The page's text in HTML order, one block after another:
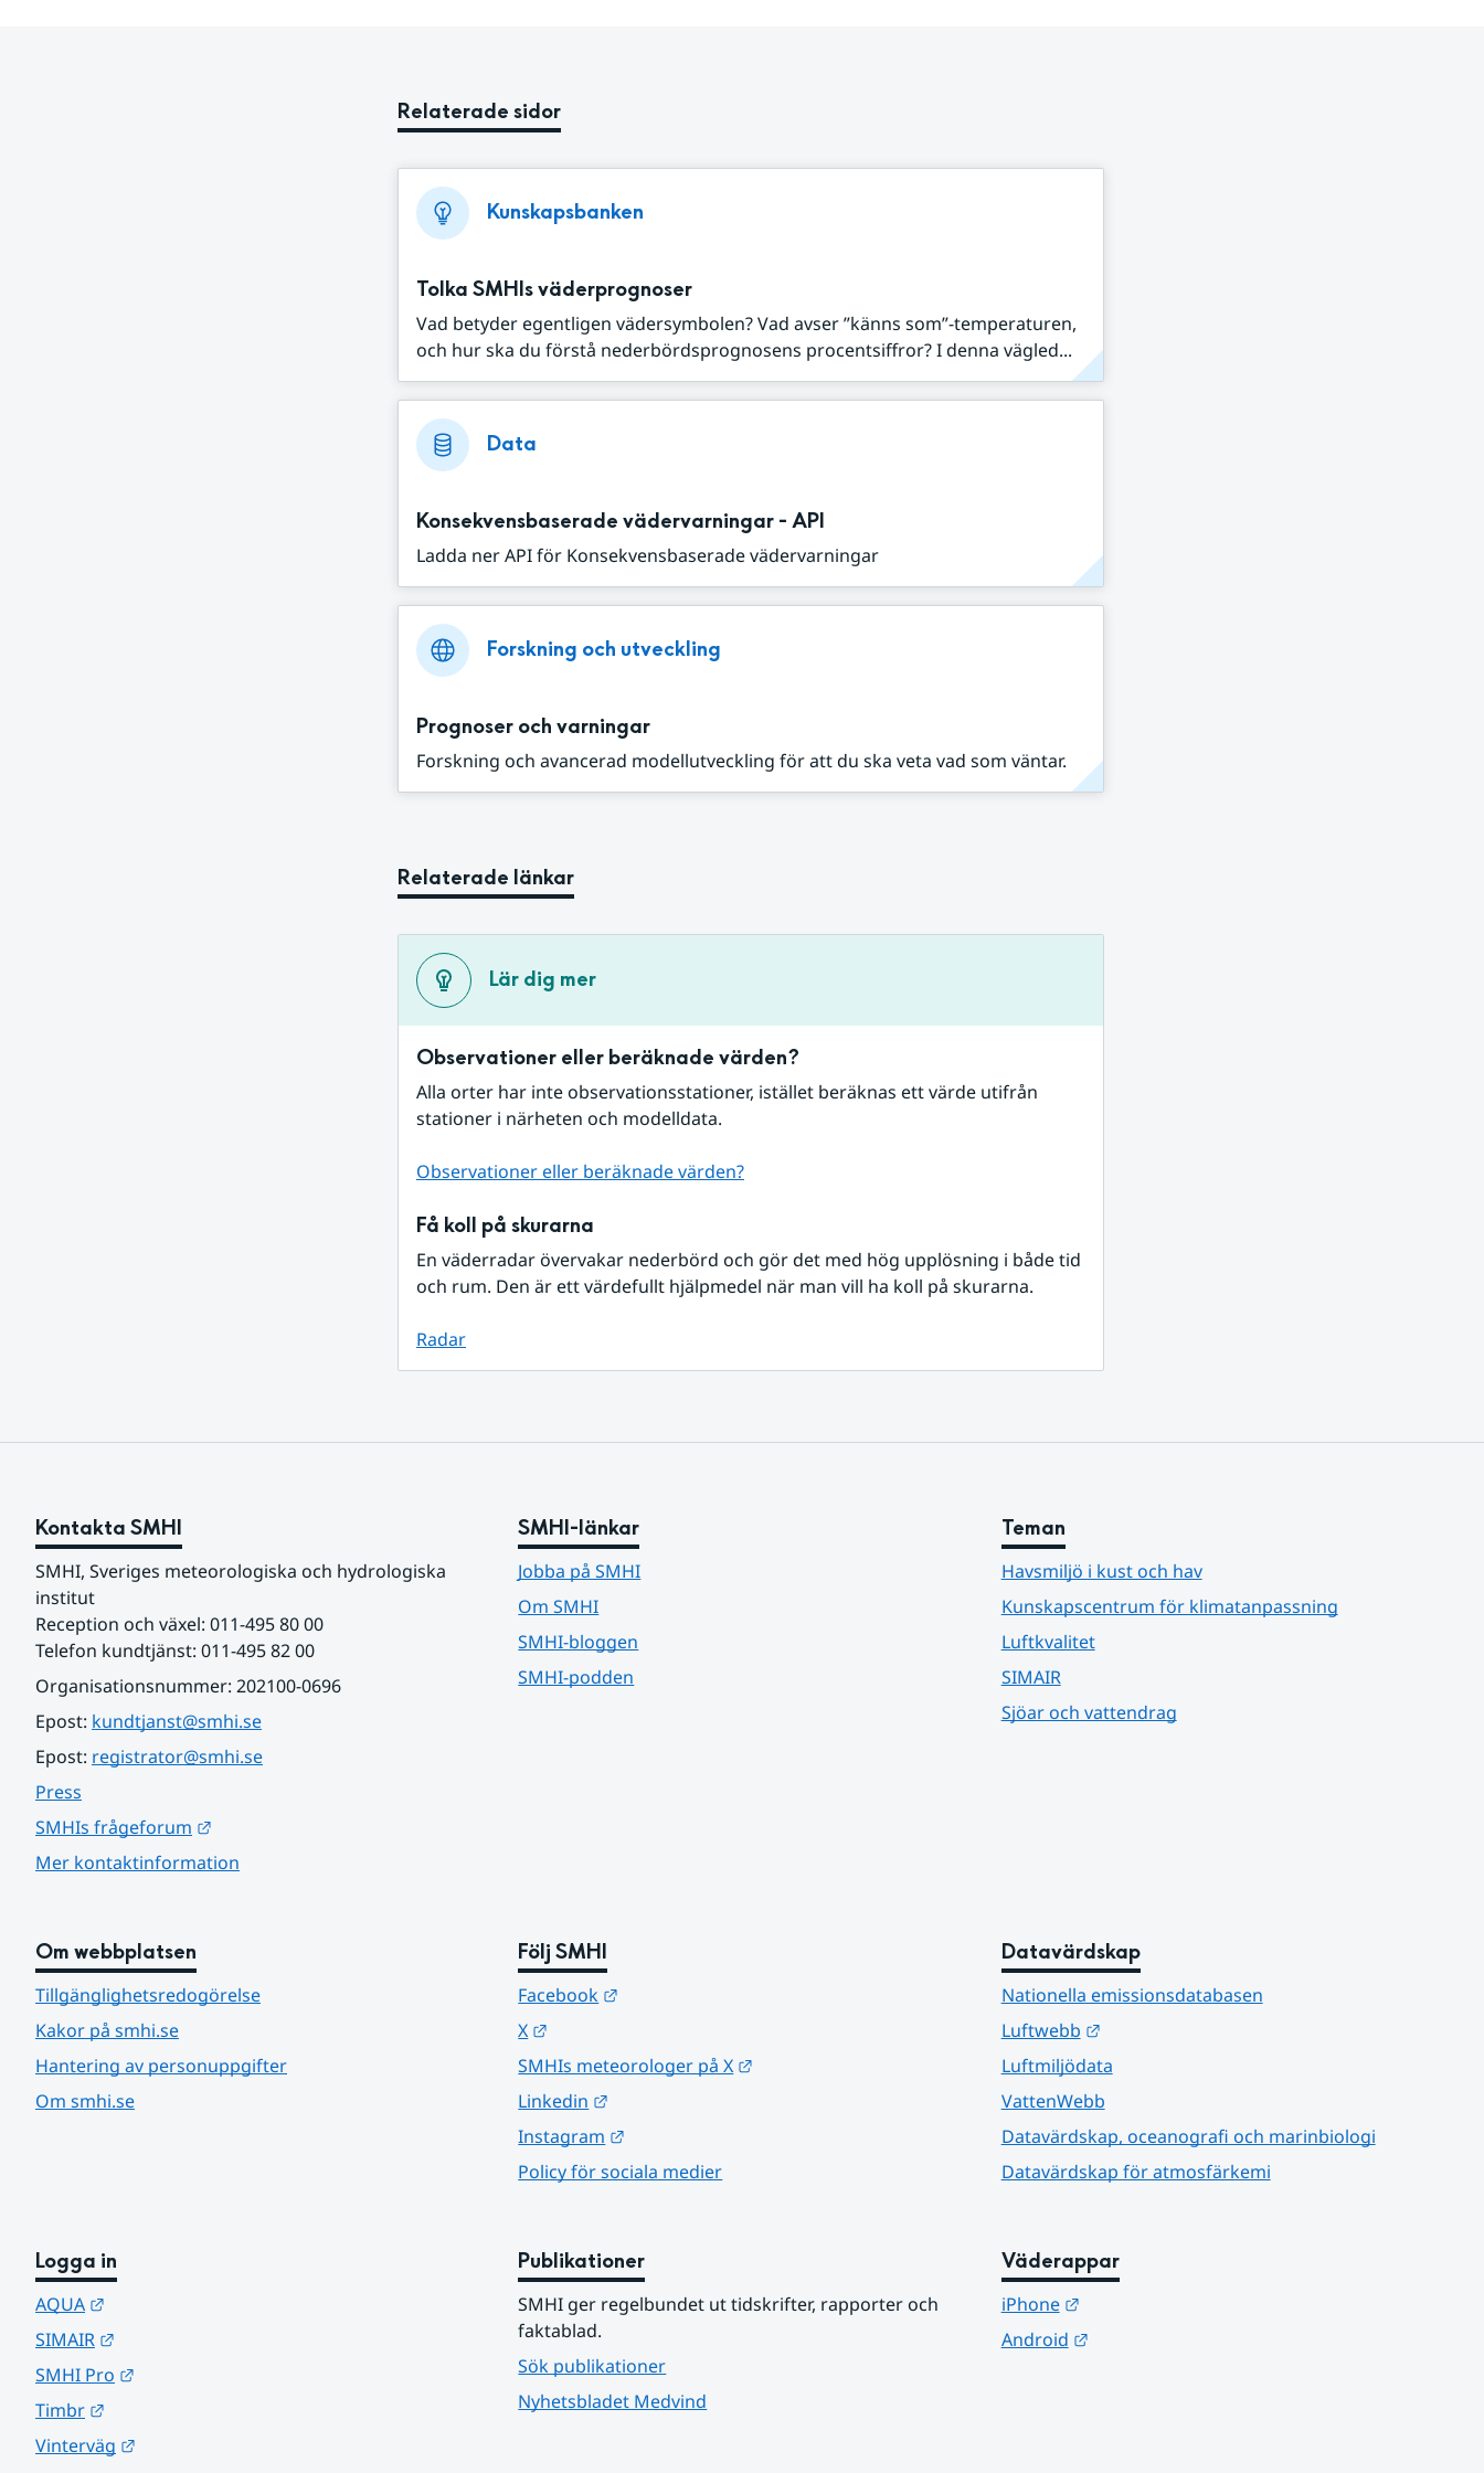
Relaterade sidor
Kunskapsbanken
Tolka SMHIs väderprognoser
Vad betyder egentligen vädersymbolen? Vad avser ”känns som”-temperaturen,
och hur ska du förstå nederbördsprognosens procentsiffror? I denna vägled...
Data
Konsekvensbaserade vädervarningar - API
Ladda ner API för Konsekvensbaserade vädervarningar
Forskning och utveckling
Prognoser och varningar
Forskning och avancerad modellutveckling för att du ska veta vad som väntar.
Relaterade länkar
Lär dig mer
Observationer eller beräknade värden?
Alla orter har inte observationsstationer, istället beräknas ett värde utifrån
stationer i närheten och modelldata.
Observationer eller beräknade värden?
Få koll på skurarna
En väderradar övervakar nederbörd och gör det med hög upplösning i både tid
och rum. Den är ett värdefullt hjälpmedel när man vill ha koll på skurarna.
Radar
Kontakta SMHI
SMHI, Sveriges meteorologiska och hydrologiska
institut
Reception och växel: 011-495 80 00
Telefon kundtjänst: 011-495 82 00
Organisationsnummer: 202100-0696
Epost: kundtjanst@smhi.se
Epost: registrator@smhi.se
Press
SMHIs frågeforum
Mer kontaktinformation
SMHI-länkar
Jobba på SMHI
Om SMHI
SMHI-bloggen
SMHI-podden
Teman
Havsmiljö i kust och hav
Kunskapscentrum för klimatanpassning
Luftkvalitet
SIMAIR
Sjöar och vattendrag
Om webbplatsen
Tillgänglighetsredogörelse
Kakor på smhi.se
Hantering av personuppgifter
Om smhi.se
Följ SMHI
Facebook
X
SMHIs meteorologer på X
Linkedin
Instagram
Policy för sociala medier
Datavärdskap
Nationella emissionsdatabasen
Luftwebb
Länk till annan webbplats.
Luftmiljödata
VattenWebb
Datavärdskap, oceanografi och marinbiologi
Datavärdskap för atmosfärkemi
Logga in
AQUA
SIMAIR
SMHI Pro
Timbr
Vinterväg
Publikationer
SMHI ger regelbundet ut tidskrifter, rapporter och
faktablad.
Sök publikationer
Nyhetsbladet Medvind
Väderappar
iPhone
Länk till annan webbplats.
Android
Länk till annan webbplats.